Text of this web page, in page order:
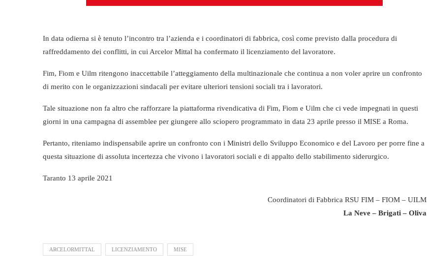
In data odierna si è tenuto l’incontro tra l’azienda e i coordinatori di fabbrica, così come previsto dalla procedura di
raffreddamento dei conflitti, in cui Arcelor Mittal ha confermato il licenziamento del lavoratore.
Fim, Fiom e Uilm ritengono inaccettabile l’atteggiamento della multinazionale che continua a non voler aprire un confronto
di merito con le organizzazioni sindacali per evitare ulteriori tensioni sociali tra i lavoratori.
Tale situazione non fa altro che rafforzare la piattaforma rivendicativa di Fim, Fiom e Uilm che ci vede impegnati in questi
giorni in una campagna di assemblee per giungere allo sciopero programmato in data 23 aprile presso il MISE a Roma.
Pertanto, riteniamo indispensabile aprire un confronto con i Ministri dello Sviluppo Economico e del Lavoro per porre fine a
questa situazione di assoluta incertezza che vivono i lavoratori sociali e di appalto dello stabilimento siderurgico.
Taranto 13 aprile 2021
Coordinatori di Fabbrica RSU FIM – FIOM – UILM
La Neve – Brigati – Oliva
ARCELORMITTAL LICENZIAMENTO MISE